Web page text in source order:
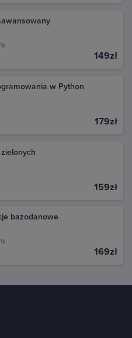
149zł
w Python
179zł
159zł
bazodanowe
169zł